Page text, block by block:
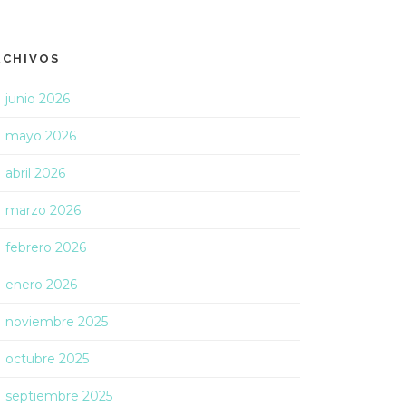
junio 2026
mayo 2026
abril 2026
marzo 2026
febrero 2026
enero 2026
noviembre 2025
octubre 2025
septiembre 2025